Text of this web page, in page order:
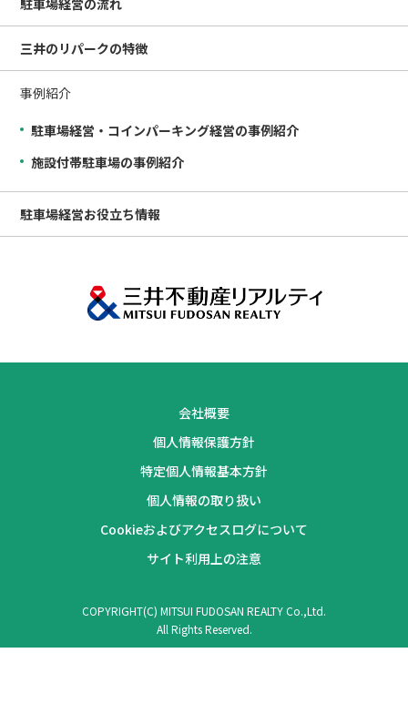
三井のリパークの特徴
事例紹介
駐車場経営・コインパーキング経営の事例紹介
施設付帯駐車場の事例紹介
駐車場経営お役立ち情報
会社概要
個人情報保護方針
特定個人情報基本方針
個人情報の取り扱い
Cookieおよびアクセスログについて
サイト利用上の注意
COPYRIGHT(C) MITSUI FUDOSAN REALTY Co.,Ltd.
All Rights Reserved.